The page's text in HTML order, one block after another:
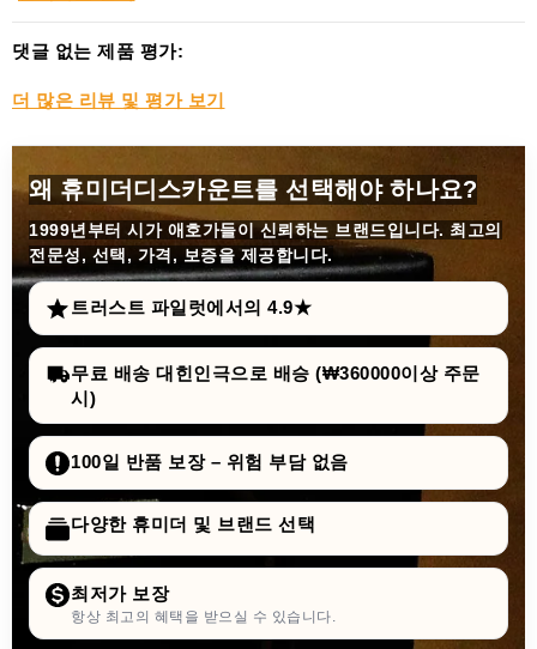
댓글 없는 제품 평가:
더 많은 리뷰 및 평가 보기
왜 휴미더디스카운트를 선택해야 하나요?
1999년부터 시가 애호가들이 신뢰하는 브랜드입니다. 최고의
전문성, 선택, 가격, 보증을 제공합니다.
트러스트 파일럿에서의 4.9★
무료 배송 대힌인극으로 배승 (₩360000이상 주문
시)
100일 반품 보장 – 위험 부담 없음
다양한 휴미더 및 브랜드 선택
최저가 보장
항상 최고의 혜택을 받으실 수 있습니다.